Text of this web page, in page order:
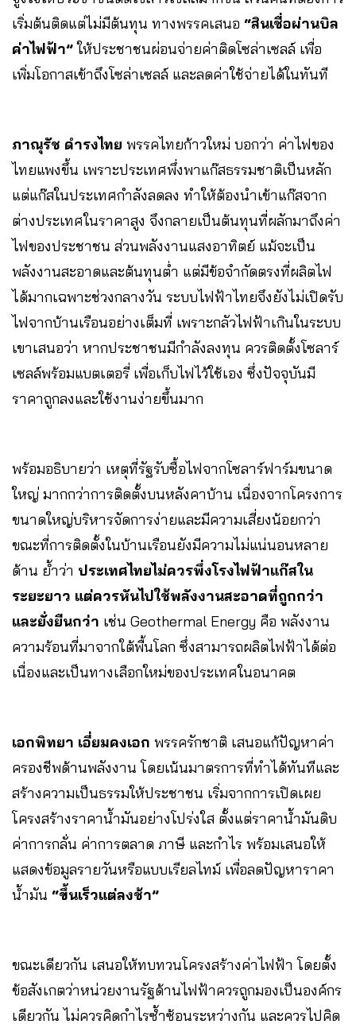
เริ่มต้นติดแต่ไม่มีต้นทุน ทางพรรคเสนอ “สินเชื่อผ่านบิล
ค่าไฟฟ้า”ให้ประชาชนผ่อนจ่ายค่าติดโซล่าเซลล์ เพื่อ
เพิ่มโอกาสเข้าถึงโซล่าเซลล์ และลดค่าใช้จ่ายได้ในทันที
ภาณุรัช ดํารงไทย พรรคไทยก้าวใหม่ บอกว่า ค่าไฟของ
ไทยแพงขึ้น เพราะประเทศพึ่งพาแก๊สธรรมชาติเป็นหลัก
แต่แก๊สในประเทศกำลังลดลง ทำให้ต้องนำเข้าแก๊สจาก
ต่างประเทศในราคาสูง จึงกลายเป็นต้นทุนที่ผลักมาถึงค่า
ไฟของประชาชน ส่วนพลังงานแสงอาทิตย์ แม้จะเป็น
พลังงานสะอาดและต้นทุนต่ำ แต่มีข้อจำกัดตรงที่ผลิตไฟ
ได้มากเฉพาะช่วงกลางวัน ระบบไฟฟ้าไทยจึงยังไม่เปิดรับ
ไฟจากบ้านเรือนอย่างเต็มที่ เพราะกลัวไฟฟ้าเกินในระบบ
เขาเสนอว่า หากประชาชนมีกำลังลงทุน ควรติดตั้งโซลาร์
เซลล์พร้อมแบตเตอรี่ เพื่อเก็บไฟไว้ใช้เอง ซึ่งปัจจุบันมี
ราคาถูกลงและใช้งานง่ายขึ้นมาก
พร้อมอธิบายว่า เหตุที่รัฐรับซื้อไฟจากโซลาร์ฟาร์มขนาด
ใหญ่ มากกว่าการติดตั้งบนหลังคาบ้าน เนื่องจากโครงการ
ขนาดใหญ่บริหารจัดการง่ายและมีความเสี่ยงน้อยกว่า
ขณะที่การติดตั้งในบ้านเรือนยังมีความไม่แน่นอนหลาย
ด้าน ย้ำว่า ประเทศไทยไม่ควรพึ่งโรงไฟฟ้าแก๊สใน
ระยะยาว แต่ควรหันไปใช้พลังงานสะอาดที่ถูกกว่า
และยั่งยืนกว่า เช่น Geothermal Energy คือ พลังงาน
ความร้อนที่มาจากใต้พื้นโลก ซึ่งสามารถผลิตไฟฟ้าได้ต่อ
เนื่องและเป็นทางเลือกใหม่ของประเทศในอนาคต
เอกพิทยา เอี่ยมคงเอก พรรครักชาติ เสนอแก้ปัญหาค่า
ครองชีพด้านพลังงาน โดยเน้นมาตรการที่ทำได้ทันทีและ
สร้างความเป็นธรรมให้ประชาชน เริ่มจากการเปิดเผย
โครงสร้างราคาน้ำมันอย่างโปร่งใส ตั้งแต่ราคาน้ำมันดิบ
ค่าการกลั่น ค่าการตลาด ภาษี และกำไร พร้อมเสนอให้
แสดงข้อมูลรายวันหรือแบบเรียลไทม์ เพื่อลดปัญหาราคา
น้ำมัน “ขึ้นเร็วแต่ลงช้า”
ขณะเดียวกัน เสนอให้ทบทวนโครงสร้างค่าไฟฟ้า โดยตั้ง
ข้อสังเกตว่าหน่วยงานรัฐด้านไฟฟ้าควรถูกมองเป็นองค์กร
เดียวกัน ไม่ควรคิดกำไรซ้ำซ้อนระหว่างกัน และควรไปคิด